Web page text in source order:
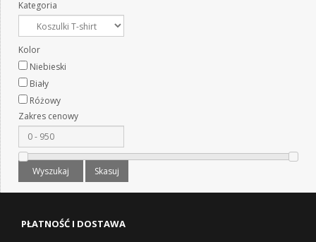
Kategoria
Kolor
Niebieski
Biały
Różowy
Zakres cenowy
Wyszukaj Skasuj
PŁATNOŚĆ I DOSTAWA